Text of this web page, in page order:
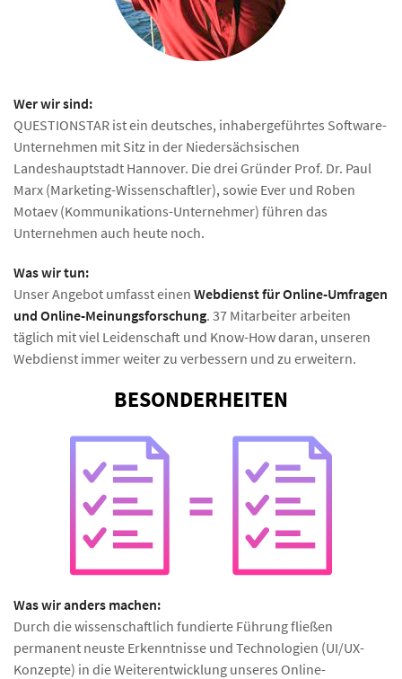
Wer wir sind:
QUESTIONSTAR ist ein deutsches, inhabergeführtes Software-
Unternehmen mit Sitz in der Niedersächsischen
Landeshauptstadt Hannover. Die drei Gründer Prof. Dr. Paul
Marx (Marketing-Wissenschaftler), sowie Ever und Roben
Motaev (Kommunikations-Unternehmer) führen das
Unternehmen auch heute noch.
Was wir tun:
Unser Angebot umfasst einen Webdienst für Online-Umfragen
und Online-Meinungsforschung. 37 Mitarbeiter arbeiten
täglich mit viel Leidenschaft und Know-How daran, unseren
Webdienst immer weiter zu verbessern und zu erweitern.
BESONDERHEITEN
Was wir anders machen:
Durch die wissenschaftlich fundierte Führung fließen
permanent neuste Erkenntnisse und Technologien (UI/UX-
Konzepte) in die Weiterentwicklung unseres Online-